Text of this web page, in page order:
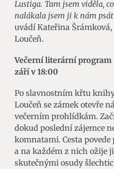
Lustiga. Tam jsem viděla,
nalákala jsem ji k nám psát
uvádí Kateřina
Loučeň.
Večerní literární program
září v 18:00
Po slavnostním křtu
Loučeň se zámek otevře
večerním prohlídkám.
dokud poslední zájemce
komnatami. Cesta
a na každém z nich ožije
skutečnými osudy